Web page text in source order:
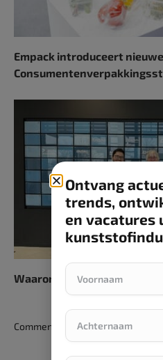
Empack introduceert
Waarom
Comments are closed.
Ontvang
trends,
en vacatures